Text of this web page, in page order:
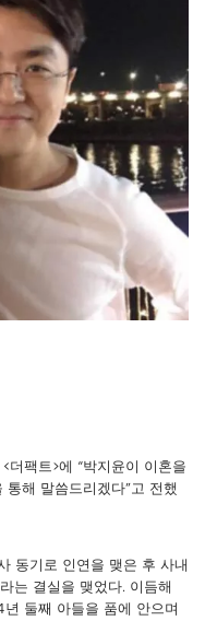
더팩트>에 “박지윤이 이혼을
해 말씀드리겠다”고 전했
동기로 인연을 맺은 후 사내
는 결실을 맺었다. 이듬해
둘째 아들을 품에 안으며